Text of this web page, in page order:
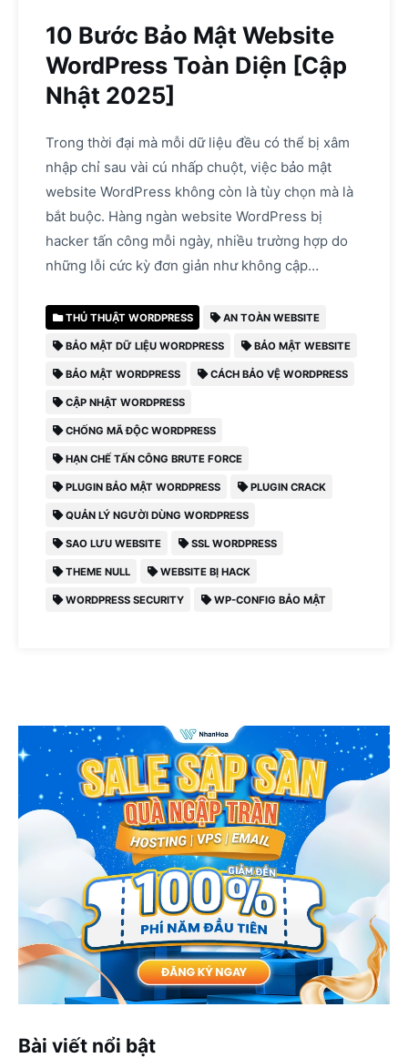
10 Bước Bảo Mật Website
WordPress Toàn Diện [Cập
Nhật 2025]
Trong thời đại mà mỗi dữ liệu đều có thể bị xâm
nhập chỉ sau vài cú nhấp chuột, việc bảo mật
website WordPress không còn là tùy chọn mà là
bắt buộc. Hàng ngàn website WordPress bị
hacker tấn công mỗi ngày, nhiều trường hợp do
những lỗi cức kỳ đơn giản như không cập…
THỦ THUẬT WORDPRESS AN TOÀN WEBSITE
BẢO MẬT DỮ LIỆU WORDPRESS BẢO MẬT WEBSITE
BẢO MẬT WORDPRESS CÁCH BẢO VỆ WORDPRESS
CẬP NHẬT WORDPRESS
CHỐNG MÃ ĐỘC WORDPRESS
HẠN CHẾ TẤN CÔNG BRUTE FORCE
PLUGIN BẢO MẬT WORDPRESS PLUGIN CRACK
QUẢN LÝ NGƯỜI DÙNG WORDPRESS
SAO LƯU WEBSITE SSL WORDPRESS
THEME NULL WEBSITE BỊ HACK
WORDPRESS SECURITY WP-CONFIG BẢO MẬT
Bài viết nổi bật